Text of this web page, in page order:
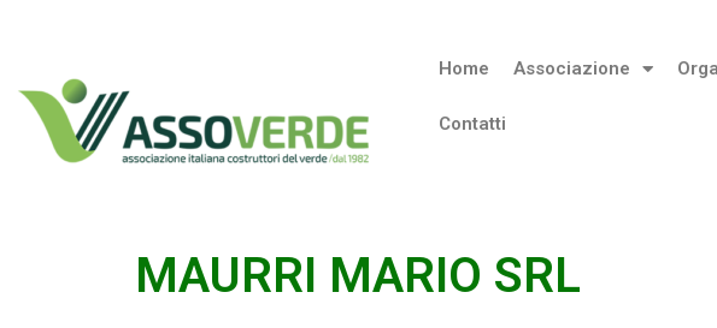
Home Associazione
Contatti
MAURRI MARIO SRL